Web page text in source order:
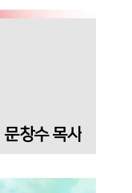
문창수 목사